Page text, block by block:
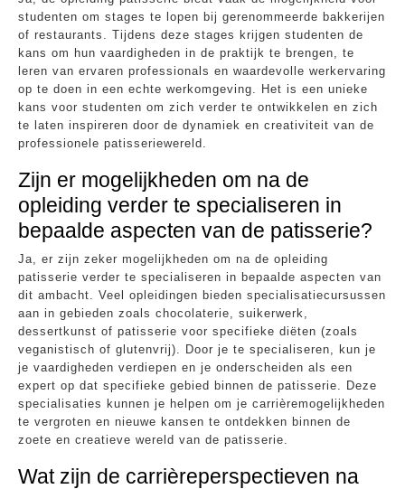
studenten om stages te lopen bij gerenommeerde bakkerijen
of restaurants. Tijdens deze stages krijgen studenten de
kans om hun vaardigheden in de praktijk te brengen, te
leren van ervaren professionals en waardevolle werkervaring
op te doen in een echte werkomgeving. Het is een unieke
kans voor studenten om zich verder te ontwikkelen en zich
te laten inspireren door de dynamiek en creativiteit van de
professionele patisseriewereld.
Zijn er mogelijkheden om na de
opleiding verder te specialiseren in
bepaalde aspecten van de patisserie?
Ja, er zijn zeker mogelijkheden om na de opleiding
patisserie verder te specialiseren in bepaalde aspecten van
dit ambacht. Veel opleidingen bieden specialisatiecursussen
aan in gebieden zoals chocolaterie, suikerwerk,
dessertkunst of patisserie voor specifieke diëten (zoals
veganistisch of glutenvrij). Door je te specialiseren, kun je
je vaardigheden verdiepen en je onderscheiden als een
expert op dat specifieke gebied binnen de patisserie. Deze
specialisaties kunnen je helpen om je carrièremogelijkheden
te vergroten en nieuwe kansen te ontdekken binnen de
zoete en creatieve wereld van de patisserie.
Wat zijn de carrièreperspectieven na